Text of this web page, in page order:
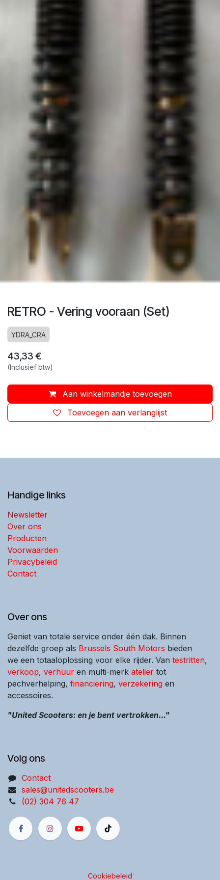
RETRO - Vering vooraan (Set)
YDRA_CRA
43,33 €
(Inclusief btw)
Aan winkelmandje toevoegen
Toevoegen aan verlanglijst
Handige links
Newsletter
Over ons
Producten
Voorwaarden
Privacybeleid
Contact
Over ons
Geniet van totale service onder één dak. Binnen
dezelfde groep als Brussels South Motors bieden
we een totaaloplossing voor elke rijder. Van testritten,
verkoop, verhuur en multi-merk atelier tot
pechverhelping, financiering, verzekering en
accessoires.
"United Scooters: en je bent vertrokken..."
Volg ons
Contact
sales@unitedscooters.be
(02) 304 76 47
Cookiebeleid